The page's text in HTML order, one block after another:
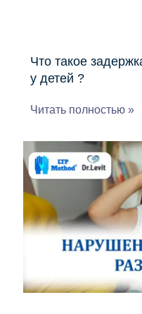
Что такое
у детей ?
Читать полностью »